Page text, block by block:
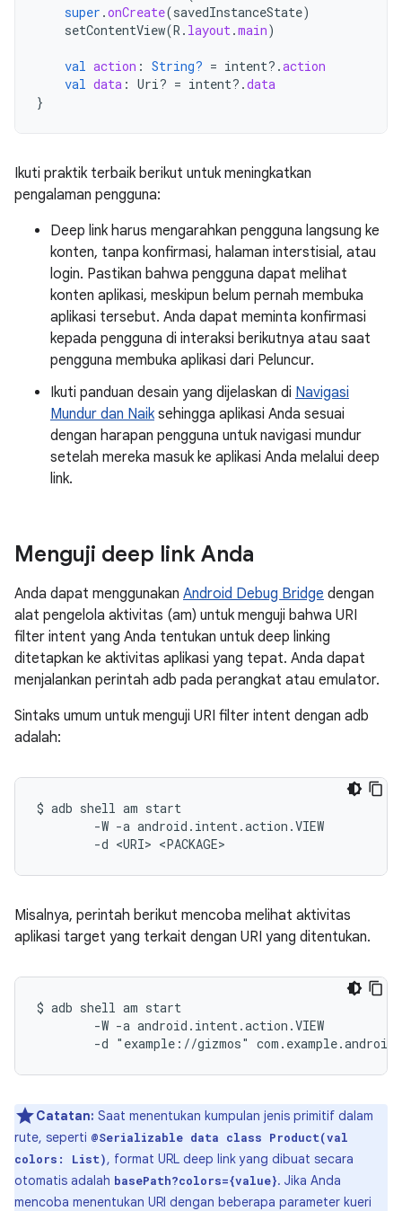
super .onCreate(savedInstanceState)
setContentView(R . layout.main)
val action : String? = intent?.action
val data : Uri? = intent?.data
}
Ikuti praktik terbaik berikut untuk meningkatkan
pengalaman pengguna:
Deep link harus mengarahkan pengguna langsung ke
konten, tanpa konfirmasi, halaman interstisial, atau
login. Pastikan bahwa pengguna dapat melihat
konten aplikasi, meskipun belum pernah membuka
aplikasi tersebut. Anda dapat meminta konfirmasi
kepada pengguna di interaksi berikutnya atau saat
pengguna membuka aplikasi dari Peluncur.
Ikuti panduan desain yang dijelaskan di Navigasi
Mundur dan Naiksehingga aplikasi Anda sesuai
dengan harapan pengguna untuk navigasi mundur
setelah mereka masuk ke aplikasi Anda melalui deep
link.
Menguji deep link Anda
Anda dapat menggunakan Android Debug Bridge dengan
alat pengelola aktivitas (am) untuk menguji bahwa URI
filter intent yang Anda tentukan untuk deep linking
ditetapkan ke aktivitas aplikasi yang tepat. Anda dapat
menjalankan perintah adb pada perangkat atau emulator.
Sintaks umum untuk menguji URI filter intent dengan adb
adalah:
$ adb shell am start
        -W -a android.intent.action.VIEW
Misalnya, perintah berikut mencoba melihat aktivitas
aplikasi target yang terkait dengan URI yang ditentukan.
$ adb shell am start
        -W -a android.intent.action.VIEW
Catatan: Saat menentukan kumpulan jenis primitif dalam
rute, seperti @Serializable data class Product(val
colors: List), format URL deep link yang dibuat secara
otomatis adalah basePath?colors={value}. Jika Anda
mencoba menentukan URI dengan beberapa parameter kueri